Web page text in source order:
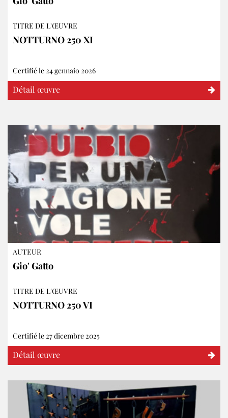
TITRE DE L'ŒUVRE
NOTTURNO 250 XI
Certifié le 24 gennaio 2026
Détail œuvre
AUTEUR
Gio' Gatto
TITRE DE L'ŒUVRE
NOTTURNO 250 VI
Certifié le 27 dicembre 2025
Détail œuvre